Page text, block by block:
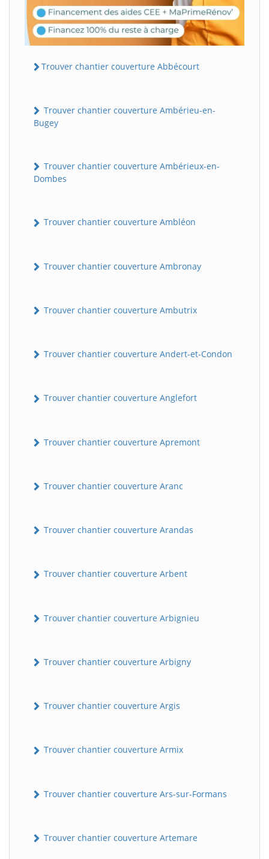
Trouver chantier couverture Abbécourt
Trouver chantier couverture Ambérieu-en-
Bugey
Trouver chantier couverture Ambérieux-en-
Dombes
Trouver chantier couverture Ambléon
Trouver chantier couverture Ambronay
Trouver chantier couverture Ambutrix
Trouver chantier couverture Andert-et-Condon
Trouver chantier couverture Anglefort
Trouver chantier couverture Apremont
Trouver chantier couverture Aranc
Trouver chantier couverture Arandas
Trouver chantier couverture Arbent
Trouver chantier couverture Arbignieu
Trouver chantier couverture Arbigny
Trouver chantier couverture Argis
Trouver chantier couverture Armix
Trouver chantier couverture Ars-sur-Formans
Trouver chantier couverture Artemare